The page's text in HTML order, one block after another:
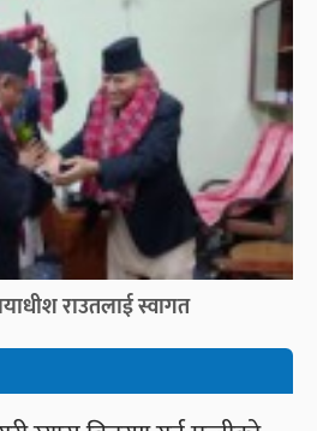
राउतलाई स्वागत